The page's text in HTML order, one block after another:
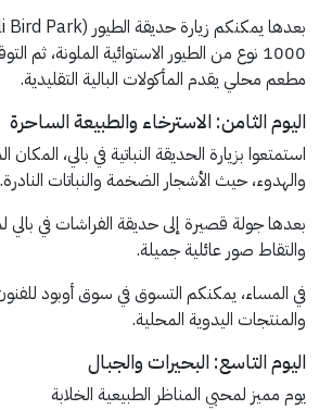
1000 نوع من الطيور الاستوائية الملونة، ثم
مطعم محلي يقدم المأكولات البالية التقليدية.
اليوم الثامن: الاسترخاء والطبيعة الساحرة
استمتعوا بزيارة الحديقة النباتية في بالي، المكان
والهدوء، حيث الأشجار الضخمة والنباتات النادرة.
بعدها جولة قصيرة إلى حديقة الفراشات في بالي
والتقاط صور عائلية جميلة.
في المساء، يمكنكم التسوق في سوق أوبود للفنون
والمنتجات اليدوية المحلية.
اليوم التاسع: البحيرات والجبال
يوم مميز لمحبي المناظر الطبيعية الخلابة